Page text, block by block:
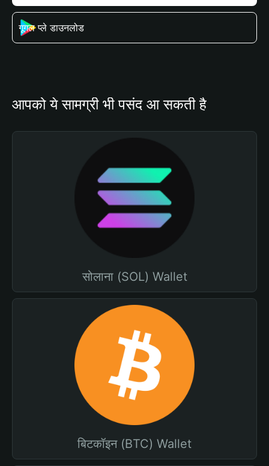
गूगल प्ले डाउनलोड
आपको ये सामग्री भी पसंद आ सकती है
सोलाना (SOL) Wallet
बिटकॉइन (BTC) Wallet